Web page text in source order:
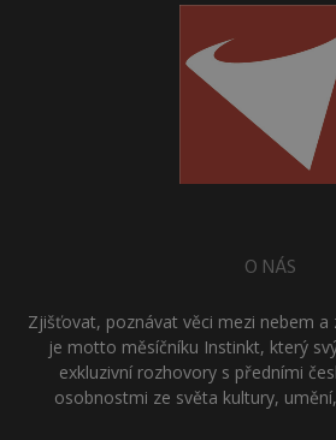
O NÁS
Zjišťovat, poznávat věci mezi nebem a
je motto měsíčníku Instinkt, který
exkluzivní rozhovory s předními
osobnostmi ze světa kultury,